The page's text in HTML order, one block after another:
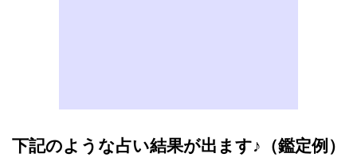
下記のような占い結果が出ます♪（鑑定例）